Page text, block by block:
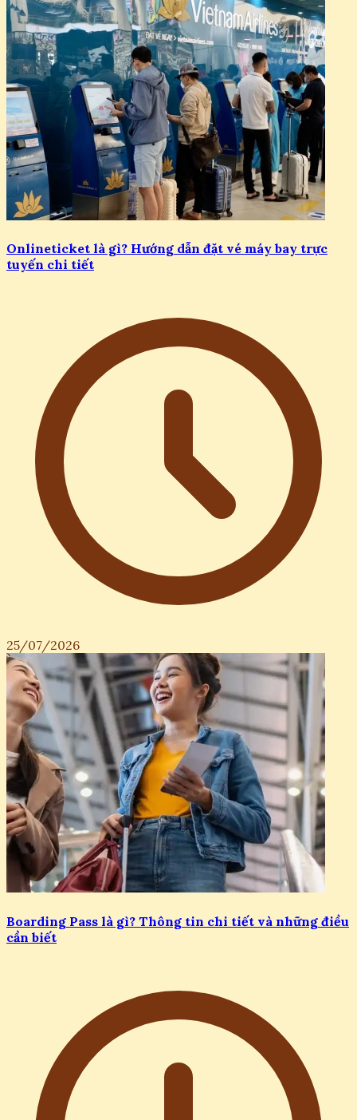
Onlineticket là gì? Hướng dẫn đặt vé máy bay trực
tuyến chi tiết
25/07/2026
Boarding Pass là gì? Thông tin chi tiết và những điều
cần biết